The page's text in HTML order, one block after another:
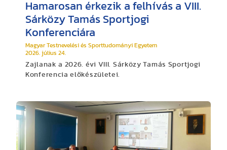
Hamarosan érkezik a felhívás a VIII.
Sárközy Tamás Sportjogi
Konferenciára
Magyar Testnevelési és Sporttudományi Egyetem
2026. július 24.
Zajlanak a 2026. évi VIII. Sárközy Tamás Sportjogi
Konferencia előkészületei.